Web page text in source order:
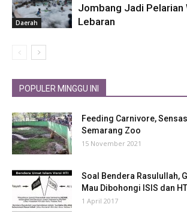
Daerah
Jombang Jadi Pelarian
Lebaran
POPULER MINGGU INI
Feeding Carnivore,
Semarang Zoo
15 November 2021
Soal Bendera Rasulullah,
Mau Dibohongi ISIS dan
1 April 2017